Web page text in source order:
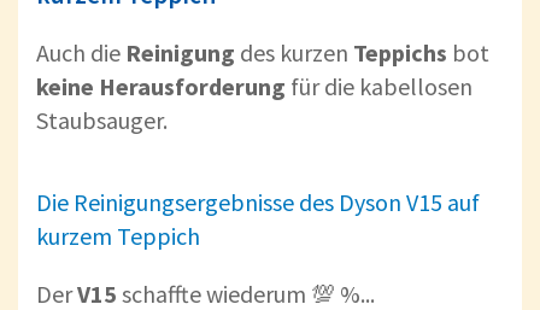
Auch die Reinigung des kurzen Teppichs bot
keine Herausforderung für die kabellosen
Staubsauger.
Die Reinigungsergebnisse des Dyson V15 auf
kurzem Teppich
DerV15 schaffte wiederum 💯 %...